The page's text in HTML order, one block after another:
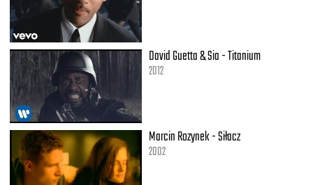
David Guetta & Sia - Titanium
2012
Marcin Rozynek - Siłacz
2002